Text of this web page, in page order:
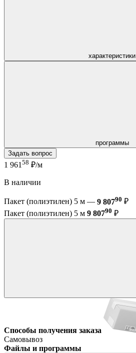
характеристики
программы
Задать вопрос
1 961 58 ₽/м
В наличии
Пакет (полиэтилен) 5 м — 9 80790 ₽
Пакет (полиэтилен) 5 м 9 80790 ₽
Способы получения заказа
Самовывоз
Файлы и программы